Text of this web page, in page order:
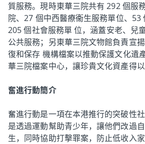
質服務。現時東華三院共有 292 個服
院、27 個中西醫療衞生服務單位、53
205 個社會服務單 位，涵蓋安老、兒
公共服務；另東華三院文物館負責宣
復和保存 機構檔案以推動保護文化遺
華三院檔案中心，讓珍貴文化資產得以
奮進行動簡介
奮進行動是一項在本港推行的突破性
是透過運動幫助青少年，讓他們改過
生，同時協助打擊罪案，防止低收入